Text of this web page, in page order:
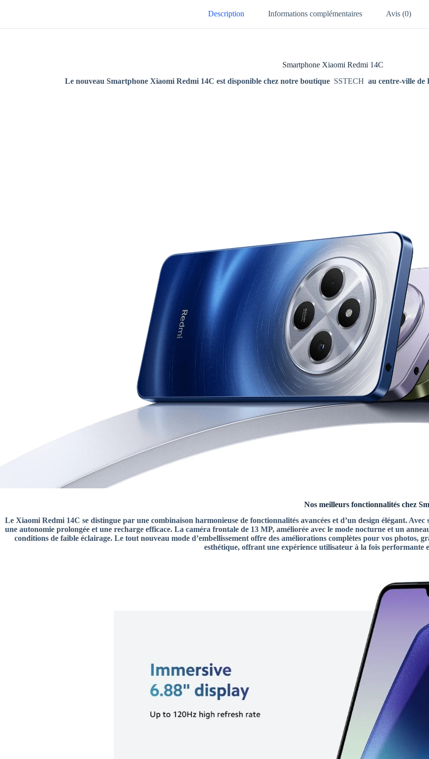
Description Informations complémentaires Avis (0)
Smartphone Xiaomi Redmi 14C
Le nouveau Smartphone Xiaomi Redmi 14C est disponible chez notre boutique SSTECH au centre-ville
Nos meilleurs fonctionnalités chez Smartphone
Le Xiaomi Redmi 14C se distingue par une combinaison harmonieuse de fonctionnalités avancées et d’un design élégant.
une autonomie prolongée et une recharge efficace. La caméra frontale de 13 MP, améliorée avec le mode nocturne et un
conditions de faible éclairage. Le tout nouveau mode d’embellissement offre des améliorations complètes pour vos photos,
esthétique, offrant une expérience utilisateur à la fois performante